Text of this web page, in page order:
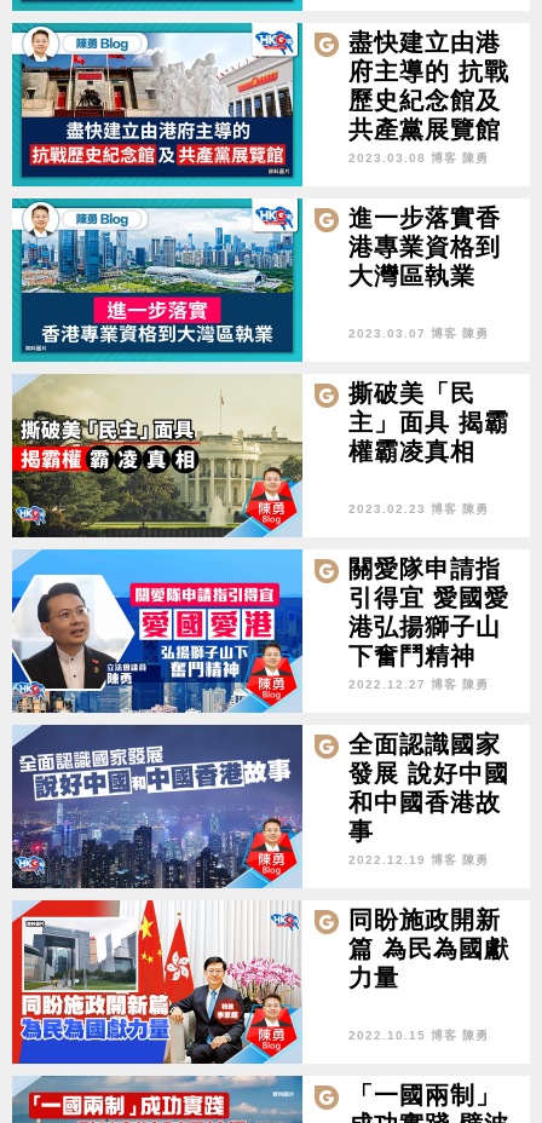
盡快建立由港
府主導的 抗戰
歷史紀念館及
共產黨展覽館
2023.03.08 博客 陳勇
進一步落實香
港專業資格到
大灣區執業
2023.03.07 博客 陳勇
撕破美「民
主」面具 揭霸
權霸凌真相
2023.02.23 博客 陳勇
關愛隊申請指
引得宜 愛國愛
港弘揚獅子山
下奮鬥精神
2022.12.27 博客 陳勇
全面認識國家
發展 說好中國
和中國香港故
事
2022.12.19 博客 陳勇
同盼施政開新
篇 為民為國獻
力量
2022.10.15 博客 陳勇
「一國兩制」